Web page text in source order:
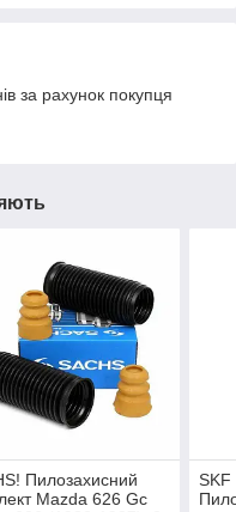
за рахунок покупця
Пилозахисний
Mazda 626 Gc
SKF